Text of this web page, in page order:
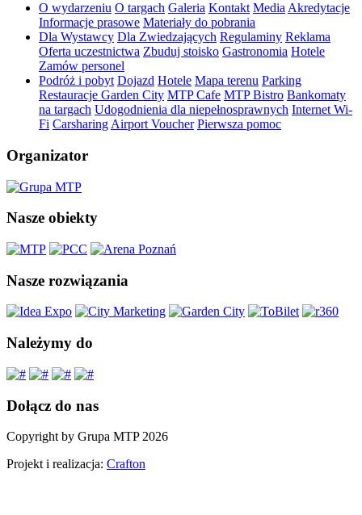
O wydarzeniu O targach Galeria Kontakt Media Akredytacje
Informacje prasowe Materiały do pobrania
Dla Wystawcy Dla Zwiedzających Regulaminy Reklama
Oferta uczestnictwa Zbuduj stoisko Gastronomia Hotele
Zamów personel
Podróż i pobyt Dojazd Hotele Mapa terenu Parking
Restauracje Garden City MTP Cafe MTP Bistro Bankomaty
na targach Udogodnienia dla niepełnosprawnych Internet Wi-
Fi Carsharing Airport Voucher Pierwsza pomoc
Organizator
Nasze obiekty
Nasze rozwiązania
Należymy do
Dołącz do nas
Copyright by Grupa MTP 2026
Projekt i realizacja: Crafton